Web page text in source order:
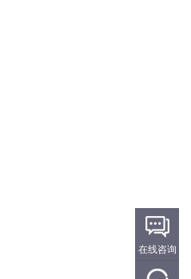
在线咨询